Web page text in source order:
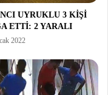
UYRUKLU 3 KİŞİ
ETTİ: 2 YARALI
2022